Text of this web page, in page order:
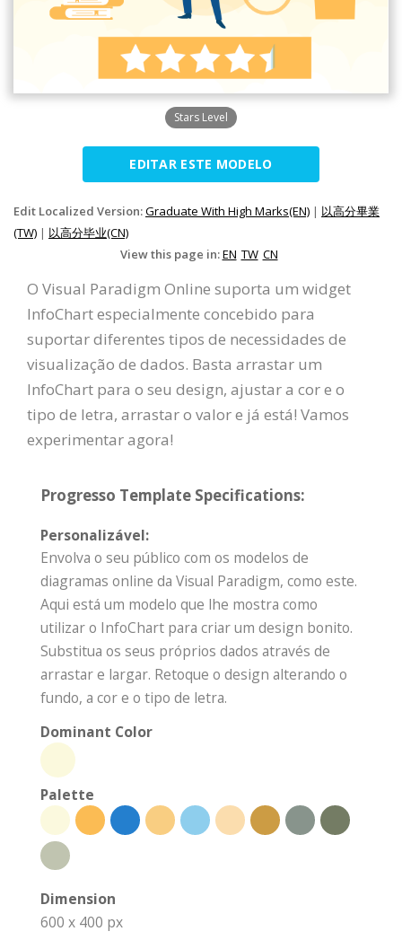
Stars Level
EDITAR ESTE MODELO
Edit Localized Version:Graduate With High Marks(EN) | 以高分畢業
(TW) | 以高分毕业(CN)
View this page in:EN TW CN
O Visual Paradigm Online suporta um widget
InfoChart especialmente concebido para
suportar diferentes tipos de necessidades de
visualização de dados. Basta arrastar um
InfoChart para o seu design, ajustar a cor e o
tipo de letra, arrastar o valor e já está! Vamos
experimentar agora!
Progresso Template Specifications:
Personalizável:
Envolva o seu público com os modelos de
diagramas online da Visual Paradigm, como este.
Aqui está um modelo que lhe mostra como
utilizar o InfoChart para criar um design bonito.
Substitua os seus próprios dados através de
arrastar e largar. Retoque o design alterando o
fundo, a cor e o tipo de letra.
Dominant Color
Palette
Dimension
600 x 400 px